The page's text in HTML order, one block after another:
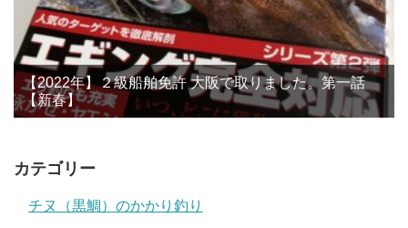
【2022年】２級船舶免許 大阪で取りました。第一話
【新春】
カテゴリー
チヌ（黒鯛）のかかり釣り